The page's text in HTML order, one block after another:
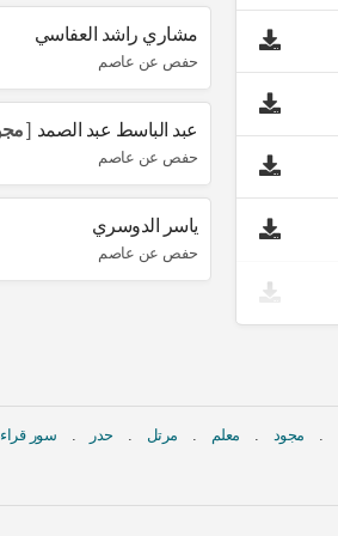
مشاري راشد العفاسي
حفص عن عاصم
عبد الباسط عبد الصمد
حفص عن عاصم
ياسر الدوسري
حفص عن عاصم
مجود معلم مرتل حدر سور